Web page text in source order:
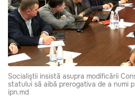
Socialiştii insistă asupra modificării
statului să aibă prerogativa de a numi
ipn.md